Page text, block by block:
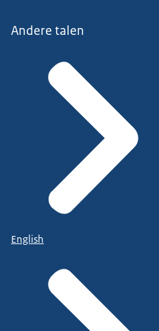
Andere talen
English